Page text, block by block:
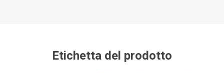
Etichetta del prodotto